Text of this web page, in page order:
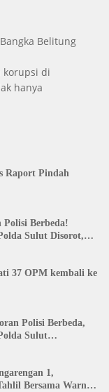
Belitung
korupsi di
hanya
Raport Pindah
Berbeda!
Sulut Disorot,
37 OPM kembali ke
Polisi Berbeda,
Sulut
1,
Bersama Warnai